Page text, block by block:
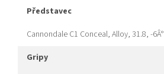
představec
Cannondale C1 Conceal, Alloy, 31.8, -6Â°
gripy